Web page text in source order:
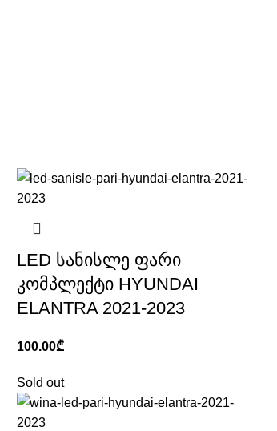
LED სანისლე ფარი
კომპლექტი HYUNDAI
ELANTRA 2021-2023
100.00₾
Sold out